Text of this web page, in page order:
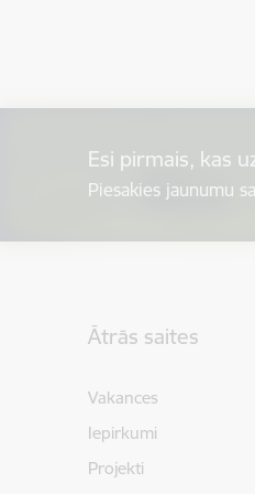
Esi pirmais, kas
Piesakies jaunumu
Ātrās saites
Vakances
Iepirkumi
Projekti